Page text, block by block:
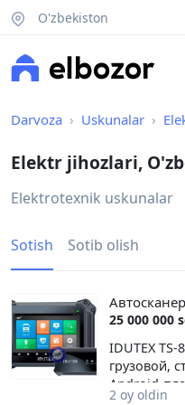
O'zbekiston
Darvoza Uskunalar
Elektr jihozlari,
Elektrotexnik uskunalar
Sotish Sotib olish
25 000 000
IDUTEX
грузовой,
Android-
2 oy oldin